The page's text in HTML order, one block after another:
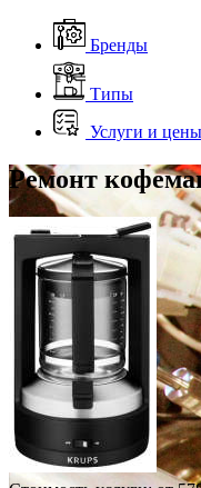
Бренды
Типы
Услуги и цены
Ремонт